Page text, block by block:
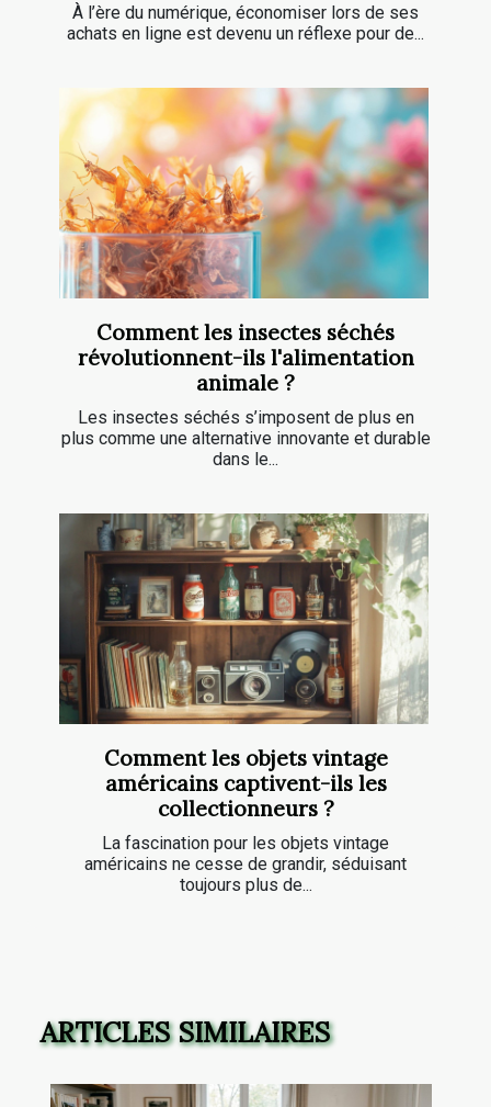
À l’ère du numérique, économiser lors de ses
achats en ligne est devenu un réflexe pour de...
Comment les insectes séchés
révolutionnent-ils l'alimentation
animale ?
Les insectes séchés s’imposent de plus en
plus comme une alternative innovante et durable
dans le...
Comment les objets vintage
américains captivent-ils les
collectionneurs ?
La fascination pour les objets vintage
américains ne cesse de grandir, séduisant
toujours plus de...
ARTICLES SIMILAIRES